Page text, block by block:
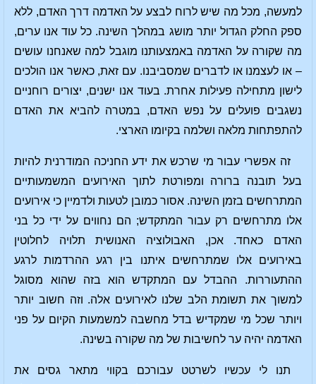
למעשה, מכל מה שיש לרוח לבצע על האדמה דרך האדם, ללא
ספק החלק הגדול יותר מושג במהלך השינה. כל עוד אנו ערים,
מה שקורה על האדמה באמצעותנו מוגבל למה שאנחנו עושים
– או לעצמנו או לדברים שמסביבנו. עם זאת, כאשר אנו הולכים
לישון מתחילה פעילות אחרת. בעוד אנו ישנים, יצורים רוחניים
נשגבים פועלים על נפש האדם, במטרה להביא את האדם
להתפתחות מלאה ושלמה בקיומו הארצי.
זה אפשרי עבור מי שרכש את ידע החניכה המודרנית להיות
בעל תובנה ברורה ומפורטת לתוך האירועים המשמעותיים
המתרחשים בזמן השינה. אסור כמובן לטעות ולדמיין כי אירועים
אלו מתרחשים רק עבור המתקדש; הם נחווים על ידי כל בני
האדם כאחד. אכן, האבולוציה האנושית תלויה לחלוטין
באירועים אלו שמתרחשים איתנו בין רגע ההרדמות לרגע
ההתעוררות. ההבדל עם המתקדש הוא בזה שהוא מסוגל
למשוך את תשומת הלב שלנו לאירועים אלה. וזה חשוב יותר
ויותר שכל מי שמקדיש בדל מחשבה למשמעות הקיום על פני
האדמה יהיה ער לחשיבות של מה שקורה בשינה.
תנו לי עכשיו לשרטט עבורכם בקווי מתאר גסים את